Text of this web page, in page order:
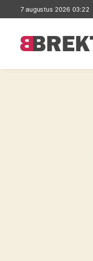
7 augustus 2026 03:22